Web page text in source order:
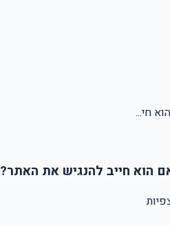
חי...
הוא חייב להנגיש את האתר?